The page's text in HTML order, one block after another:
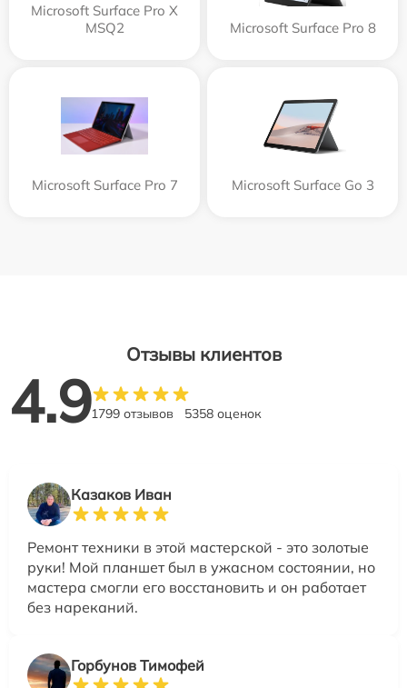
Microsoft Surface Pro X
MSQ2
Microsoft Surface Pro 8
Microsoft Surface Pro 7 Microsoft Surface Go 3
Отзывы клиентов
4.91799 отзывов 5358 оценок
Казаков Иван
Ремонт техники в этой мастерской - это золотые
руки! Мой планшет был в ужасном состоянии, но
мастера смогли его восстановить и он работает
без нареканий.
Горбунов Тимофей